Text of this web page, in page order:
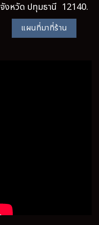
จังหวัด ปทุมธานี 12140.
แผนที่มาที่ร้าน